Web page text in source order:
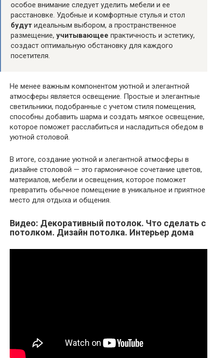
особое внимание следует уделить мебели и ее
расстановке. Удобные и комфортные стулья и стол
будут идеальным выбором, а пространственное
размещение, учитывающее практичность и эстетику,
создаст оптимальную обстановку для каждого
посетителя.
Не менее важным компонентом уютной и элегантной
атмосферы является освещение. Простые и элегантные
светильники, подобранные с учетом стиля помещения,
способны добавить шарма и создать мягкое освещение,
которое поможет расслабиться и насладиться обедом в
уютной столовой.
В итоге, создание уютной и элегантной атмосферы в
дизайне столовой — это гармоничное сочетание цветов,
материалов, мебели и освещения, которое поможет
превратить обычное помещение в уникальное и приятное
место для отдыха и общения.
Видео: Декоративный потолок. Что сделать с
потолком. Дизайн потолка. Интерьер дома